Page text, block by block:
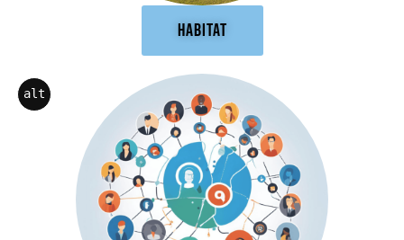
HABITAT
alt